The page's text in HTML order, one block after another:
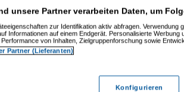
blus/hd-dvds habt ihr schon? (hackenbusham
Wieviele blus/hd-dvds habt ihr schon?(
hd-dvds habt ihr schon?("without"am 15.05.2008,
blus/hd-dvds habt ihr schon?
blus/hd-dvds habt ihr schon?
Wieviele blus/hd-dvds habt ihr schon?("without"am
Wieviele blus/hd-dvds habt ihr schon?
ducduc
unsere Partner verarbeiten Daten, um
zur Identifikation aktiv abfragen. Verwendung
Informationen auf einem Endgerät. Personalisierte Werbung
von Inhalten, Zielgruppenforschung sowie
Partner (Lieferanten)
Konfigurieren